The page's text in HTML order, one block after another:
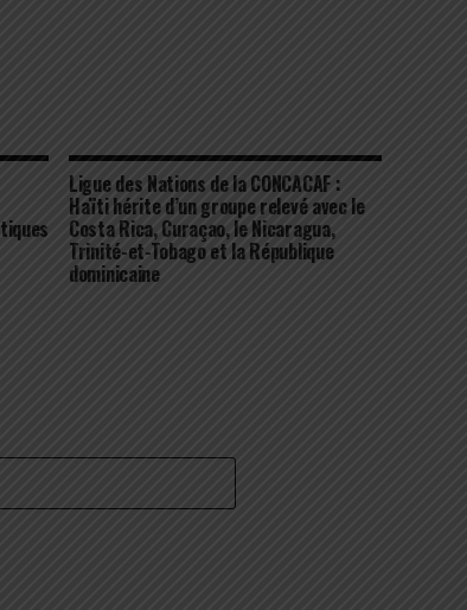
Ligue des Nations de la CONCACAF :
Haïti hérite d’un groupe relevé avec le
Costa Rica, Curaçao, le Nicaragua,
Trinité-et-Tobago et la République
dominicaine